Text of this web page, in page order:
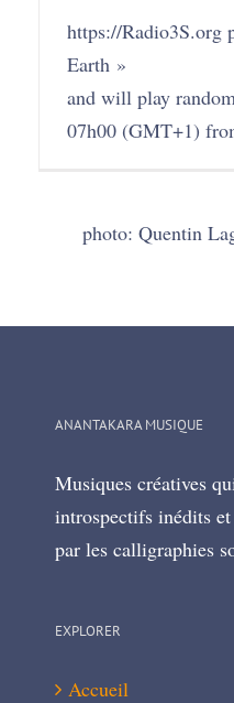
https://Radio3S.org
Earth »
and will play
07h00 (GMT+1)
photo: Quentin
ANANTAKARA MUSIQUE
Musiques créatives
introspectifs inédits
par les calligraphies
EXPLORER
Accueil